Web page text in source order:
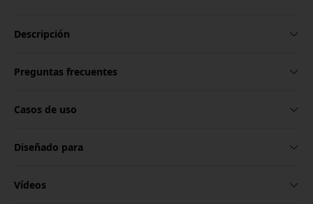
Descripción
Preguntas frecuentes
Casos de uso
Diseñado para
Vídeos